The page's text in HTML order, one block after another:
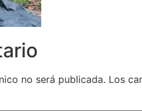
no será publicada. Los